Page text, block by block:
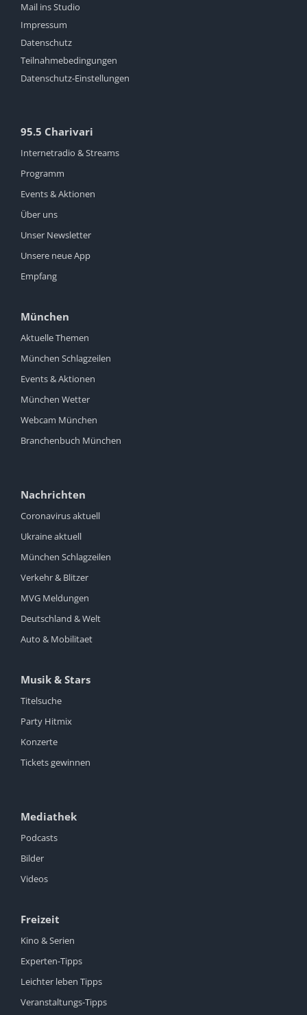
Mail ins Studio
Impressum
Datenschutz
Teilnahmebedingungen
Datenschutz-Einstellungen
95.5 Charivari
Internetradio & Streams
Programm
Events & Aktionen
Über uns
Unser Newsletter
Unsere neue App
Empfang
München
Aktuelle Themen
München Schlagzeilen
Events & Aktionen
München Wetter
Webcam München
Branchenbuch München
Nachrichten
Coronavirus aktuell
Ukraine aktuell
München Schlagzeilen
Verkehr & Blitzer
MVG Meldungen
Deutschland & Welt
Auto & Mobilitaet
Musik & Stars
Titelsuche
Party Hitmix
Konzerte
Tickets gewinnen
Mediathek
Podcasts
Bilder
Videos
Freizeit
Kino & Serien
Experten-Tipps
Leichter leben Tipps
Veranstaltungs-Tipps